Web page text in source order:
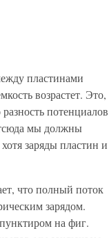
пластинами
возрастет. Это,
потенциалов
мы должны
заряды пластин и
что полный поток
зарядом.
на фиг.